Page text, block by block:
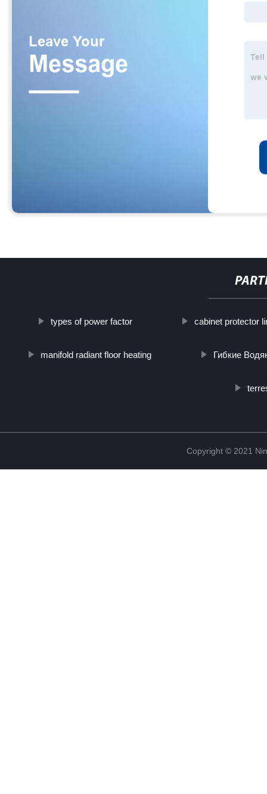
types of power factor cabinet protector
manifold radiant floor heating Гибкие
Copyright © 2021